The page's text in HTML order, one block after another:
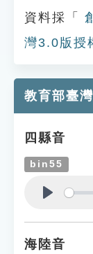
資料採「
灣3.0版授
教育部臺
四縣音
bin55
海陸音